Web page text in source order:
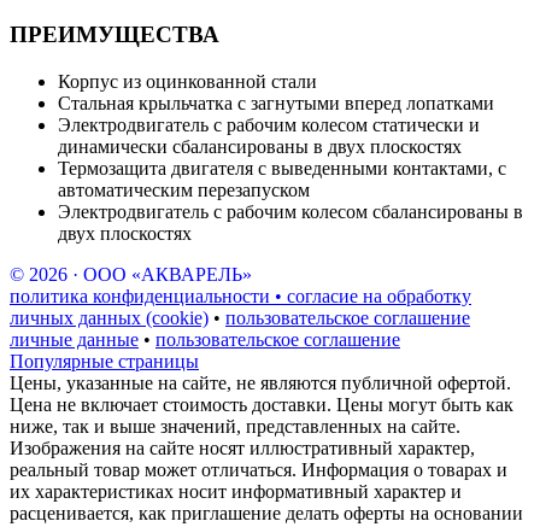
ПРЕИМУЩЕСТВА
Корпус из оцинкованной стали
Стальная крыльчатка с загнутыми вперед лопатками
Электродвигатель с рабочим колесом статически и
динамически сбалансированы в двух плоскостях
Термозащита двигателя с выведенными контактами, с
автоматическим перезапуском
Электродвигатель с рабочим колесом сбалансированы в
двух плоскостях
© 2026 · ООО «АКВАРЕЛЬ»
политика конфиденциальности • согласие на обработку
личных данных (cookie) • пользовательское соглашение
личные данные • пользовательское соглашение
Популярные страницы
Цены, указанные на сайте, не являются публичной офертой.
Цена не включает стоимость доставки. Цены могут быть как
ниже, так и выше значений, представленных на сайте.
Изображения на сайте носят иллюстративный характер,
реальный товар может отличаться. Информация о товарах и
их характеристиках носит информативный характер и
расценивается, как приглашение делать оферты на основании